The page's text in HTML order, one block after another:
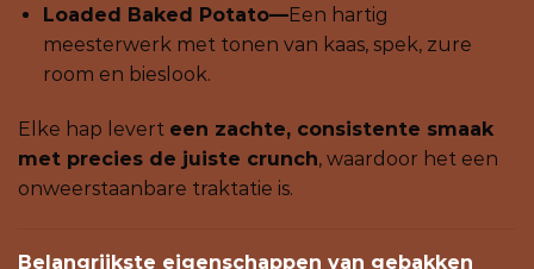
Loaded Baked Potato—Een hartig
meesterwerk met tonen van kaas, spek, zure
room en bieslook.
Elke hap levert een zachte, consistente smaak
met precies de juiste crunch, waardoor het een
onweerstaanbare traktatie is.
Belangrijkste eigenschappen van gebakken